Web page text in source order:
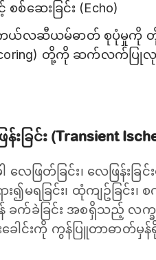
စ်ဆေးခြင်း (Echo)
လဆီယမ်ဓာတ် စုပုံမှုကို တိုင်း
scoring) တို့ကို ဆက်လက်ပ
န်းခြင်း (Transient
ဖြတ်ခြင်း၊ လေဖြန်းခြ
မရခြင်း၊ ထုံကျဥ်ခြင်း၊ စ
ခက်ခဲခြင်း အစရှိသည့် လက္
ေါင်းကို ကွန်ပြူတာဓာတ်မှန်